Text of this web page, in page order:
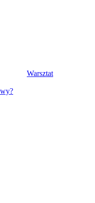
Warsztat